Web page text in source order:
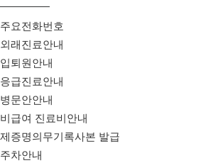
주요전화번호
외래진료안내
입퇴원안내
응급진료안내
병문안안내
비급여 진료비안내
제증명의무기록사본 발급
주차안내